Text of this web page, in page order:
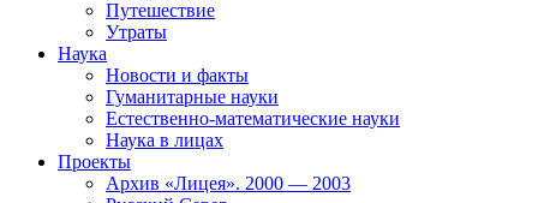
Путешествие
Утраты
Наука
Новости и факты
Гуманитарные науки
Естественно-математические науки
Наука в лицах
Проекты
Архив «Лицея». 2000 — 2003